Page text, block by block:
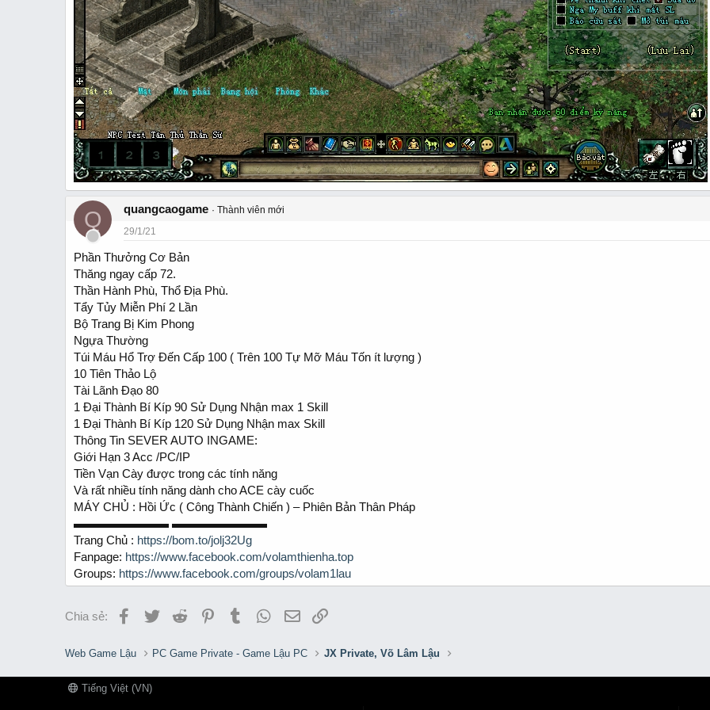
Q quangcaogame
Thành viên mới
29/1/21
Phần Thưởng Cơ Bản
Thăng ngay cấp 72.
Thần Hành Phù, Thổ Địa Phù.
Tẩy Tủy Miễn Phí 2 Lần
Bộ Trang Bị Kim Phong
Ngựa Thường
Túi Máu Hổ Trợ Đến Cấp 100 ( Trên 100 Tự Mỡ Máu Tốn ít lượng )
10 Tiên Thảo Lộ
Tài Lãnh Đạo 80
1 Đại Thành Bí Kíp 90 Sử Dụng Nhận max 1 Skill
1 Đại Thành Bí Kíp 120 Sử Dụng Nhận max Skill
Thông Tin SEVER AUTO INGAME:
Giới Hạn 3 Acc /PC/IP
Tiền Vạn Cày được trong các tính năng
Và rất nhiều tính năng dành cho ACE cày cuốc
MÁY CHỦ : Hồi Ức ( Công Thành Chiến ) – Phiên Bản Thân Pháp
▬▬▬▬▬▬▬▬ ▬▬▬▬▬▬▬▬
Trang Chủ : https://bom.to/jolj32Ug
Fanpage: https://www.facebook.com/volamthienha.top
Groups: https://www.facebook.com/groups/volam1lau
Chia sẻ: Facebook
TwitterReddit PinterestTumblr WhatsApp
EmailLink
Web Game Lậu PC Game Private - Game Lậu PC JX Private, Võ Lâm Lậu
Tiếng Việt (VN)